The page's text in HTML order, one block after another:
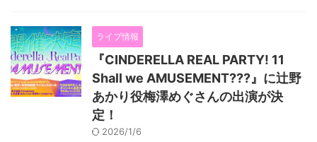
ライブ情報
『CINDERELLA REAL PARTY! 11
Shall we AMUSEMENT???』に辻野
あかり役梅澤めぐさんの出演が決
定！
2026/1/6